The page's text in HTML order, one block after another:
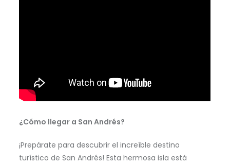
¿Cómo llegar a San Andrés?
¡Prepárate para descubrir el increíble destino
turístico de San Andrés! Esta hermosa isla está